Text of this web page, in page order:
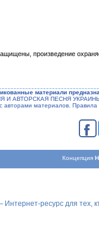
произведение
материали
И АВТОРСКАЯ ПЕСНЯ
авторами материалов.
Концепция
ресурс для тех,